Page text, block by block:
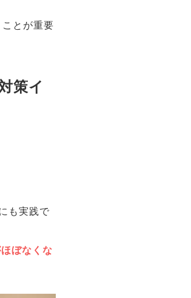
とが重要
策イ
も実践で
ぼなくな